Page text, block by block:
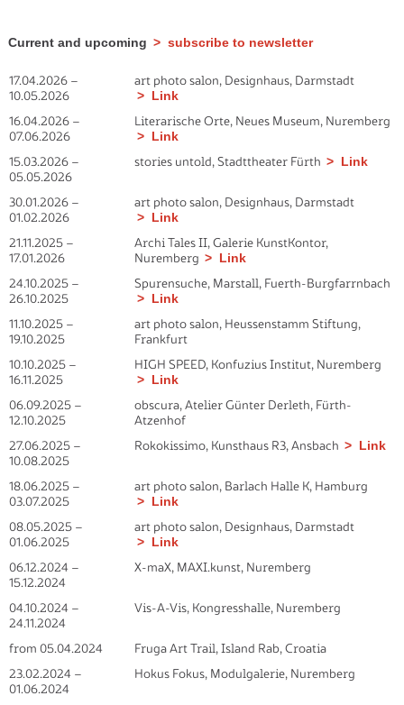
Current and upcoming subscribe to newsletter
17.04.2026 –
10.05.2026
art photo salon, Designhaus, Darmstadt
Link
16.04.2026 –
07.06.2026
Literarische Orte, Neues Museum, Nuremberg
Link
15.03.2026 –
05.05.2026
stories untold, Stadttheater Fürth Link
30.01.2026 –
01.02.2026
art photo salon, Designhaus, Darmstadt
Link
21.11.2025 –
17.01.2026
Archi Tales II, Galerie KunstKontor,
Nuremberg
Link
24.10.2025 –
26.10.2025
Spurensuche, Marstall, Fuerth-Burgfarrnbach
Link
11.10.2025 –
19.10.2025
art photo salon, Heussenstamm Stiftung,
Frankfurt
10.10.2025 –
16.11.2025
HIGH SPEED, Konfuzius Institut, Nuremberg
Link
06.09.2025 –
12.10.2025
obscura, Atelier Günter Derleth, Fürth-
Atzenhof
27.06.2025 –
10.08.2025
Rokokissimo, Kunsthaus R3, Ansbach Link
18.06.2025 –
03.07.2025
art photo salon, Barlach Halle K, Hamburg
Link
08.05.2025 –
01.06.2025
art photo salon, Designhaus, Darmstadt
Link
06.12.2024 –
15.12.2024
X-maX, MAXI.kunst, Nuremberg
04.10.2024 –
24.11.2024
Vis-A-Vis, Kongresshalle, Nuremberg
from 05.04.2024
Fruga Art Trail, Island Rab, Croatia
23.02.2024 –
01.06.2024
Hokus Fokus, Modulgalerie, Nuremberg